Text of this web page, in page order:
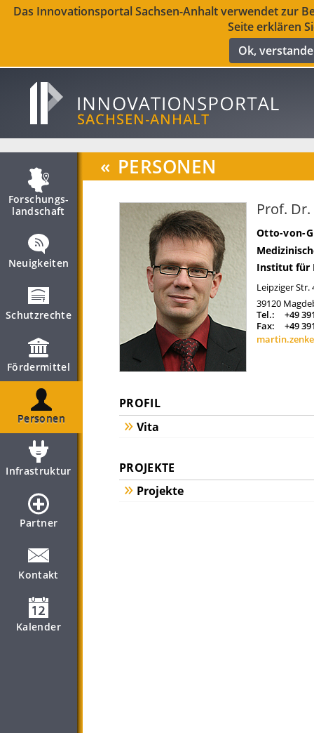
Das Innovationsportal Sachsen-Anhalt verwendet zur
Seite erklären
Ok,
Forschungs­
landschaft
Neuigkeiten
Schutzrechte
Fördermittel
Personen
Infrastruktur
Partner
Kontakt
Kalender
« PERSONEN
Prof.
Otto-von-
Institut für
Leipziger Str.
39120
Tel.:
+49
Fax:
+49
PROFIL
Vita
PROJEKTE
Projekte